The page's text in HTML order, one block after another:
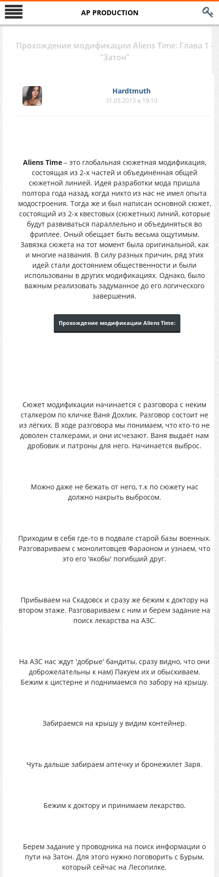
AP PRODUCTION
Прохождение модификации Aliens Time: Глава 1 -
"Затон"
Hardtmuth
31.05.2013 в 19:10
Aliens Time– это глобальная сюжетная модификация,
состоящая из 2-х частей и объединённая общей
сюжетной линией. Идея разработки мода пришла
полтора года назад, когда никто из нас не имел опыта
модостроения. Тогда же и был написан основной сюжет,
состоящий из 2-х квестовых (сюжетных) линий, которые
будут развиваться параллельно и объединяться во
фриплее. Оный обещает быть весьма ощутимым.
Завязка сюжета на тот момент была оригинальной, как
и многие названия. В силу разных причин, ряд этих
идей стали достоянием общественности и были
использованы в других модификациях. Однако, было
важным реализовать задуманное до его логического
завершения.
Прохождение модификации Aliens Time:
Сюжет модификации начинается с разговора с неким
сталкером по кличке Ваня Дохлик. Разговор состоит не
из лёгких. В ходе разговора мы понимаем, что кто-то не
доволен сталкерами, и они исчезают. Ваня выдаёт нам
дробовик и патроны для него. Начинается выброс.
Можно даже не бежать от него, т.к по сюжету нас
должно накрыть выбросом.
Приходим в себя где-то в подвале старой базы военных.
Разговариваем с монолитовцев Фараоном и узнаем, что
это его 'якобы' погибший друг.
Прибываем на Скадовск и сразу же бежим к доктору на
втором этаже. Разговариваем с ним и берем задание на
поиск лекарства на АЗС.
На АЗС нас ждут 'добрые' бандиты, сразу видно, что они
доброжелательны к нам) Пакуем их и обыскиваем.
Бежим к цистерне и поднимаемся по забору на крышу.
Забираемся на крышу у видим контейнер.
Чуть дальше забираем аптечку и бронежилет Заря.
Бежим к доктору и принимаем лекарство.
Берем задание у проводника на поиск информации о
пути на Затон. Для этого нужно поговорить с Бурым,
который сейчас на Лесопилке.